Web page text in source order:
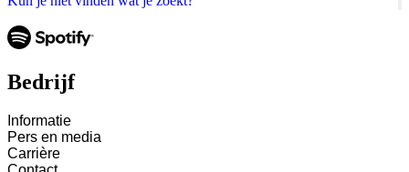
Bedrijf
Informatie
Pers en media
Carrière